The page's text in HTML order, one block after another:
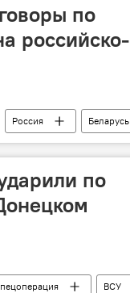
по
российско-
Россия
Беларусь
госграница
по
ВСУ